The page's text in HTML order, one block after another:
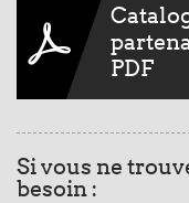
PDF
Si vous ne
besoin :